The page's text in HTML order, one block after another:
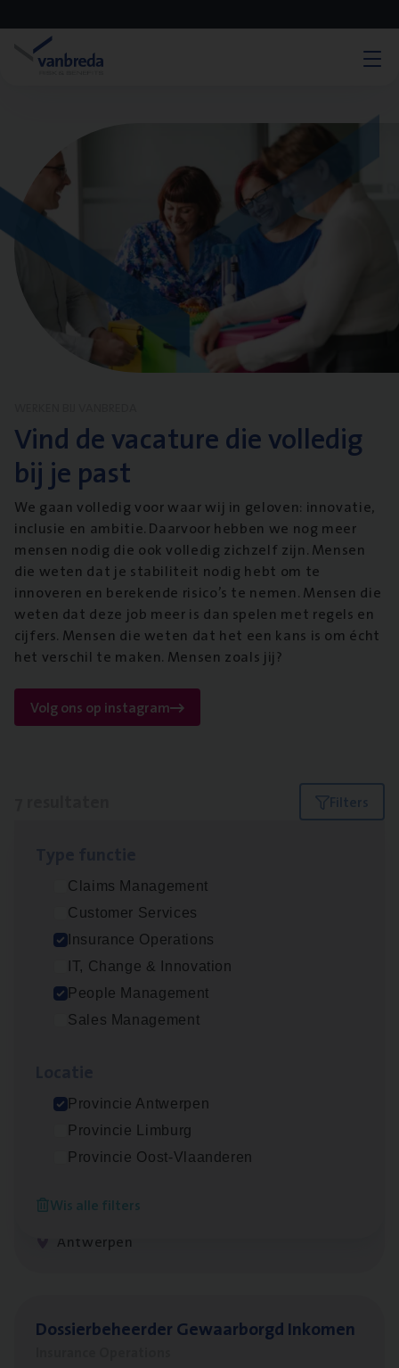
Vind de vacature die volledig
bij je past
We gaan volledig voor waar wij in geloven: innovatie,
inclusie en ambitie. Daarvoor hebben we nog meer
mensen nodig die ook volledig zichzelf zijn. Mensen
die weten dat je stabiliteit nodig hebt om te
innoveren en berekende risico’s te nemen. Mensen die
weten dat deze job meer is dan spelen met regels en
cijfers. Mensen die weten dat het een kans is om écht
het verschil te maken. Mensen zoals jij?
Volg ons op instagram
Filters
Claims Management
Customer Services
Insurance Operations
IT, Change & Innovation
People Management
Sales Management
Provincie Antwerpen
Provincie Limburg
Provincie Oost-Vlaanderen
Wis alle filters
Advisor/​Configuratie ana­lyst Part­ner in
Benefits
Insurance Operations
Beveren
Antwerpen
Insurance Operations
Antwerpen
Dos­sier­be­heer­der Gewaar­borgd Inkomen